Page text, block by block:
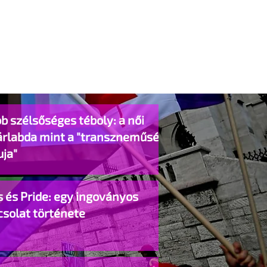
szélsőséges téboly: a női
mint a "transzneműség
és Pride: egy ingoványos
története